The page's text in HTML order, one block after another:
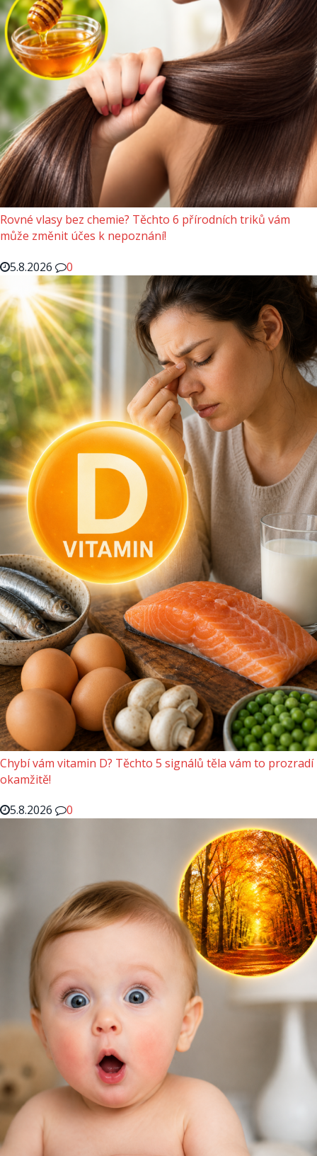
Rovné vlasy bez chemie? Těchto 6 přírodních triků vám
může změnit účes k nepoznání!
5.8.2026
0
Chybí vám vitamin D? Těchto 5 signálů těla vám to prozradí
okamžitě!
5.8.2026
0